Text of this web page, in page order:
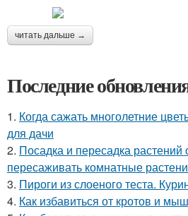
читать дальше →
Последние
1. Когда сажать многолетние
для дачи
2. Посадка и пересадка растений
пересаживать комнатные
3. Пироги из слоеного теста.
4. Как избавиться от кротов и